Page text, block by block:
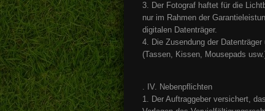
3. Der Fotograf haftet für die
nur im Rahmen der
digitalen Datenträger.
4. Die Zusendung der
(Tassen, Kissen, Mousepads
. IV. Nebenpflichten
1. Der Auftraggeber versichert,